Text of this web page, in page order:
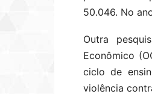
50.046. No
Outra
Econômico
ciclo de
violência